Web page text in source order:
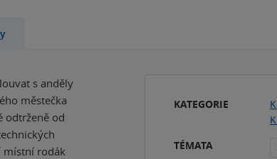
s anděly
městečka
odtrženě od
místní rodák
KATEGORIE
TÉMATA